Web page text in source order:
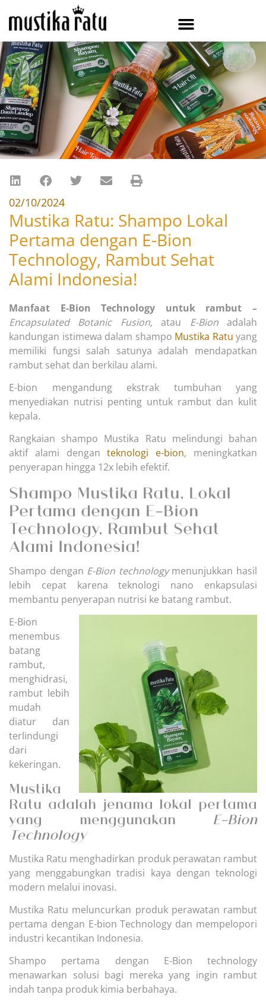
02/10/2024
Mustika Ratu: Shampo Lokal
Pertama dengan E-Bion
Technology, Rambut Sehat
Alami Indonesia!
Manfaat E-Bion Technology untuk rambut –
Encapsulated Botanic Fusion, atau E-Bionadalah
kandungan istimewa dalam shampo Mustika Ratu yang
memiliki fungsi salah satunya adalah mendapatkan
rambut sehat dan berkilau alami.
E-bion mengandung ekstrak tumbuhan yang
menyediakan nutrisi penting untuk rambut dan kulit
kepala.
Rangkaian shampo Mustika Ratu melindungi bahan
aktif alami denganteknologi e-bion, meningkatkan
penyerapan hingga 12x lebih efektif.
Shampo Mustika Ratu, Lokal
Pertama dengan E-Bion
Technology, Rambut Sehat
Alami Indonesia!
Shampo dengan E-Bion technologymenunjukkan hasil
lebih cepat karena teknologi nano enkapsulasi
membantu penyerapan nutrisi ke batang rambut.
E-Bion
menembus
batang
rambut,
menghidrasi,
rambut lebih
mudah
diatur dan
terlindungi
dari
kekeringan.
Mustika
Ratu adalah jenama lokal pertama
yang menggunakan E-Bion
Technology
Mustika Ratu menghadirkan produk perawatan rambut
yang menggabungkan tradisi kaya dengan teknologi
modern melalui inovasi.
Mustika Ratu meluncurkan produk perawatan rambut
pertama dengan E-bion Technology dan mempelopori
industri kecantikan Indonesia.
Shampo pertama dengan E-Bion technology
menawarkan solusi bagi mereka yang ingin rambut
indah tanpa produk kimia berbahaya.